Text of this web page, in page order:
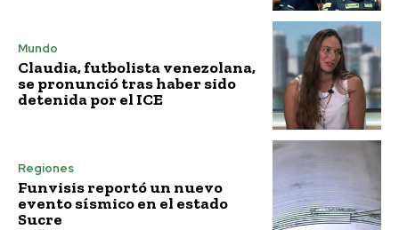
Mundo
Claudia, futbolista venezolana,
se pronunció tras haber sido
detenida por el ICE
Regiones
Funvisis reportó un nuevo
evento sísmico en el estado
Sucre